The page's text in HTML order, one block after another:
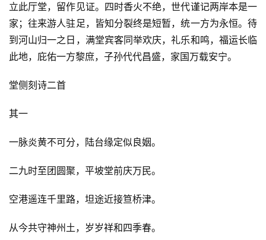
立此厅堂，留作见证。四时香火不绝，世代谨记两岸本是一
家；往来游人驻足，皆知分裂终是短暂，统一方为永恒。待
到河山归一之日，满堂宾客同举欢庆，礼乐和鸣，福运长临
此地，庇佑一方黎庶，子孙代代昌盛，家国万载安宁。
堂侧刻诗二首
其一
一脉炎黄不可分，陆台缘定似良姻。
二九时至团圆聚，平坡堂前庆万民。
空港遥连千里路，坦途近接笪桥津。
从今共守神州土，岁岁祥和四季春。